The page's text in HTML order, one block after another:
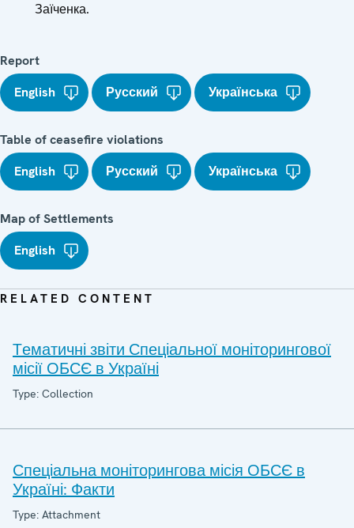
Заїченка.
Report
English
Русский Українська
Table of ceasefire violations
English
Русский Українська
Map of Settlements
English
RELATED CONTENT
Tематичні звіти Спеціальної моніторингової
місії ОБСЄ в Україні
Type: Collection
Спеціальна моніторингова місія ОБСЄ в
Україні: Факти
Type: Attachment